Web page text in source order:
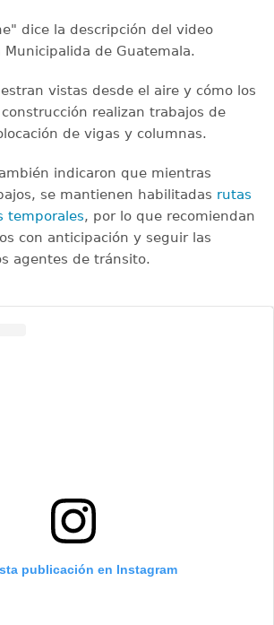
dice la descripción del video
de Guatemala.
vistas desde el aire y cómo los
realizan trabajos de
de vigas y columnas.
indicaron que mientras
se mantienen habilitadas rutas
temporales, por lo que recomiendan
con anticipación y seguir las
agentes de tránsito.
publicación en Instagram